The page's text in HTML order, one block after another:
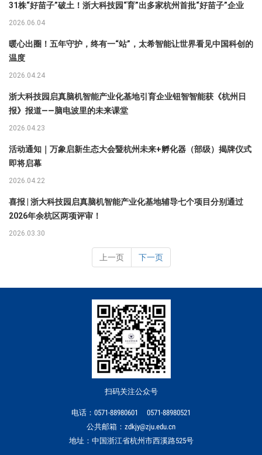
31株“好苗子”破土！浙大科技园“育”出多家杭州首批“好苗子”企业
2026.06.04
暖心出圈！五年守护，终有一“站”，太希智能让世界看见中国科创的
温度
2026.04.24
浙大科技园启真脑机智能产业化基地引育企业钮智智能获《杭州日
报》报道——脑电波里的未来课堂
2026.04.23
活动通知｜万象启新生态大会暨杭州未来+孵化器（部级）揭牌仪式
即将启幕
2026.04.22
喜报 | 浙大科技园启真脑机智能产业化基地辅导七个项目分别通过
2026年余杭区两项评审！
2026.03.30
上一页 下一页
扫码关注公众号
电话：0571-88980601 0571-88980521
公共邮箱：zdkjy@zju.edu.cn
地址：中国浙江省杭州市西溪路525号